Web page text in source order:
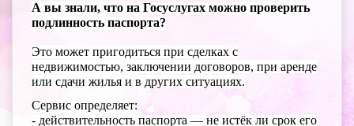
А вы знали, что на Госуслугах можно проверить
подлинность паспорта?
Это может пригодиться при сделках с
недвижимостью, заключении договоров, при аренде
или сдачи жилья и в других ситуациях.
Сервис определяет:
- действительность паспорта — не истёк ли срок его